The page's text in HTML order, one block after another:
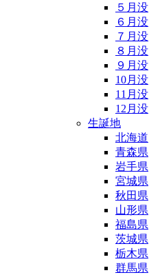
５月没
６月没
７月没
８月没
９月没
10月没
11月没
12月没
生誕地
北海道
青森県
岩手県
宮城県
秋田県
山形県
福島県
茨城県
栃木県
群馬県